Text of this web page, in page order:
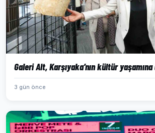
Galeri Alt, Karşıyaka’nın kültür
3 gün önce